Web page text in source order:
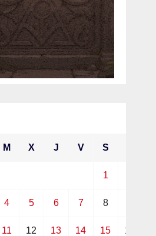
M X J V S
1
4 5 6 7 8
11 12 13 14 15 16